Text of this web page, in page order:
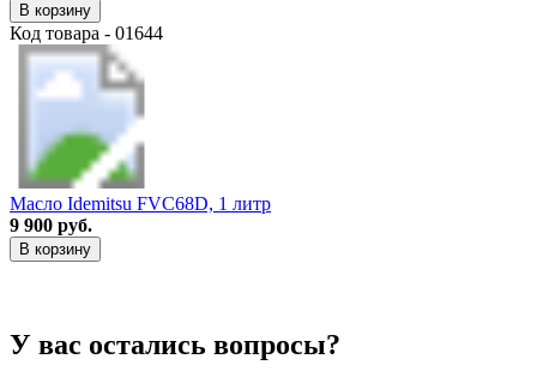
В корзину
Код товара - 01644
Масло Idemitsu FVC68D, 1 литр
9 900 руб.
В корзину
У вас остались вопросы?